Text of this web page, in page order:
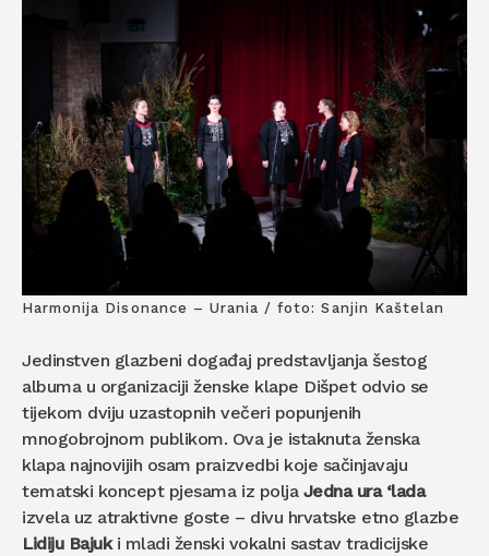
Harmonija Disonance – Urania / foto: Sanjin Kaštelan
Jedinstven glazbeni događaj predstavljanja šestog
albuma u organizaciji ženske klape Dišpet odvio se
tijekom dviju uzastopnih večeri popunjenih
mnogobrojnom publikom. Ova je istaknuta ženska
klapa najnovijih osam praizvedbi koje sačinjavaju
tematski koncept pjesama iz polja Jedna ura ‘lada
izvela uz atraktivne goste – divu hrvatske etno glazbe
Lidiju Bajuk i mladi ženski vokalni sastav tradicijske